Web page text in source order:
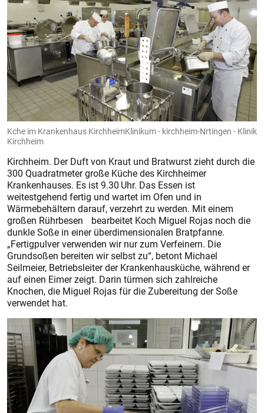
Kche im Krankenhaus KirchheimKlinikum - kirchheim-Nrtingen - Klinik
Kirchheim
Kirchheim. Der Duft von Kraut und Bratwurst zieht durch die
300 Quad­ratmeter große Küche des Kirchheimer
Krankenhauses. Es ist 9.30 Uhr. Das Essen ist
weitestgehend fertig und wartet im Ofen und in
Wärmebehältern darauf, verzehrt zu werden. Mit einem
großen Rührbesen bearbeitet Koch Miguel Rojas noch die
dunkle Soße in einer überdimensionalen Bratpfanne.
„Fertigpulver verwenden wir nur zum Verfeinern. Die
Grundsoßen bereiten wir selbst zu“, betont Michael
Seilmeier, Betriebsleiter der Krankenhausküche, während er
auf einen Eimer zeigt. Darin türmen sich zahlreiche
Knochen, die Miguel Rojas für die Zubereitung der Soße
verwendet hat.